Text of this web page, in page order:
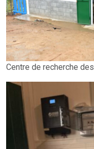
Centre de recherche